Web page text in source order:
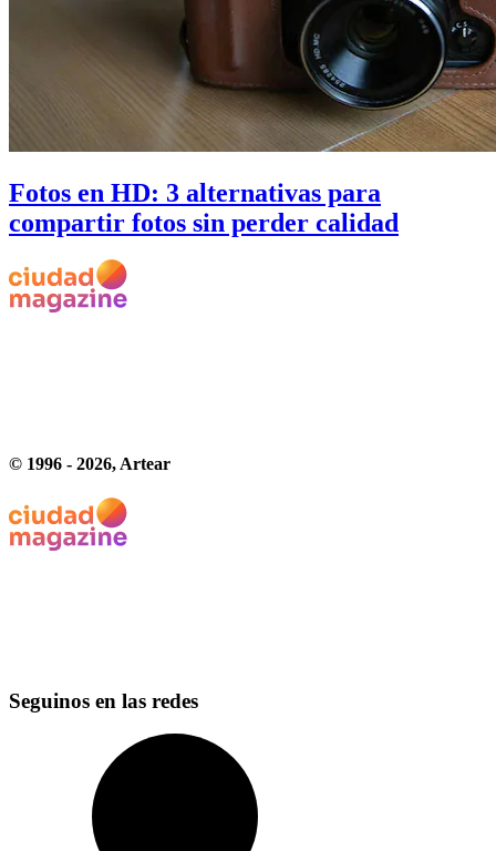
Fotos en HD: 3 alternativas para
compartir fotos sin perder calidad
© 1996 - 2026, Artear
Seguinos en las redes